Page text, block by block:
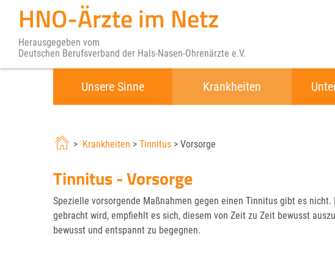
HNO-Ärzte im Netz
Herausgegeben vom
Deutschen Berufsverband der Hals-Nasen-Ohrenärzte e.V.
Unsere Sinne Krankheiten
> Krankheiten > Tinnitus > Vorsorge
Tinnitus - Vorsorge
Spezielle vorsorgende Maßnahmen gegen einen Tinnitus gibt es
gebracht wird, empfiehlt es sich, diesem von Zeit zu Zeit bewusst
bewusst und entspannt zu begegnen.